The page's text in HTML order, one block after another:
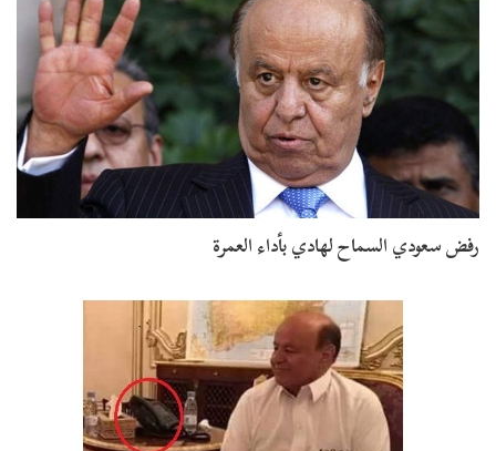
رفض سعودي السماح لهادي بأداء العمرة